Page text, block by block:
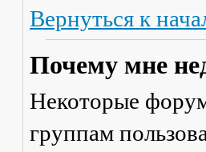
Вернуться к
Почему мне
Некоторые
группам